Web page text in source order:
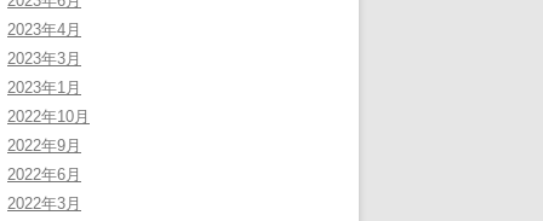
2023年4月
2023年3月
2023年1月
2022年10月
2022年9月
2022年6月
2022年3月